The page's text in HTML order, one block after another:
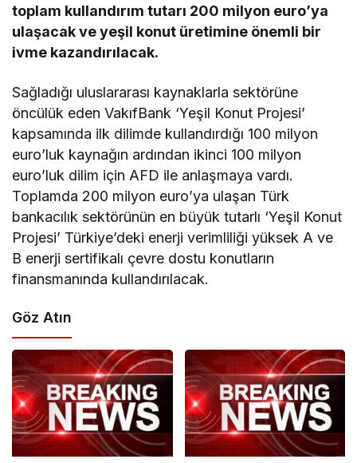
toplam kullandırım tutarı 200 milyon euro’ya
ulaşacak ve yeşil konut üretimine önemli bir
ivme kazandırılacak.
Sağladığı uluslararası kaynaklarla sektörüne
öncülük eden VakıfBank ‘Yeşil Konut Projesi’
kapsamında ilk dilimde kullandırdığı 100 milyon
euro’luk kaynağın ardından ikinci 100 milyon
euro’luk dilim için AFD ile anlaşmaya vardı.
Toplamda 200 milyon euro’ya ulaşan Türk
bankacılık sektörünün en büyük tutarlı ‘Yeşil Konut
Projesi’ Türkiye’deki enerji verimliliği yüksek A ve
B enerji sertifikalı çevre dostu konutların
finansmanında kullandırılacak.
Göz Atın